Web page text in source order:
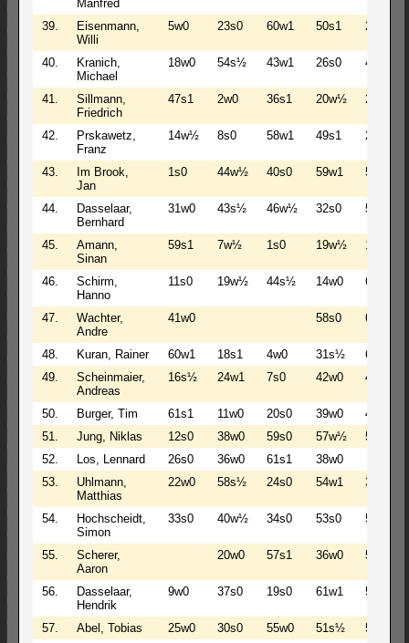
Manfred
39.
Eisenmann,
Willi
5w0 23s0 60w1 50s1 26w0
40.
Kranich,
Michael
18w0 54s½ 43w1 26s0 49w1
41.
Sillmann,
Friedrich
47s1 2w0 36s1 20w½ 28s0
42.
Prskawetz,
Franz
14w½ 8s0 58w1 49s1 22w½
43.
Im Brook,
Jan
1s0 44w½ 40s0 59w1 58s1
44.
Dasselaar,
Bernhard
31w0 43s½ 46w½ 32s0 50w0
45.
Amann,
Sinan
59s1 7w½ 1s0 19w½ 14s0
46.
Schirm,
Hanno
11s0 19w½ 44s½ 14w0 60s1
47.
Wachter,
Andre
41w0 58s0 61w1
48. Kuran, Rainer 60w1 18s1 4w0 31s½
6w0
49.
Scheinmaier,
Andreas
16s½ 24w1 7s0 42w0 40s0
50. Burger, Tim 61s1 11w0 20s0 39w0
44s1
51.
Jung, Niklas 12s0 38w0 59s0 57w½
55w1
52.
Los, Lennard 26s0 36w0 61s1
38w0
53.
Uhlmann,
Matthias
22w0 58s½ 24s0 54w1 33s0
54.
Hochscheidt,
Simon
33s0 40w½ 34s0 53s0 57w½
55.
Scherer,
Aaron
20w0 57s1 36w0 51s0
56.
Dasselaar,
Hendrik
9w0 37s0 19s0 61w1 59s1
57. Abel, Tobias 25w0 30s0 55w0 51s½
54s½